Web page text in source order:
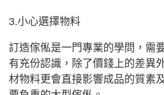
3.小心選擇物料
訂造傢俬是一門專業的學問，需
有充份認識，除了價錢上的差異
材物料更會直接影響成品的質素